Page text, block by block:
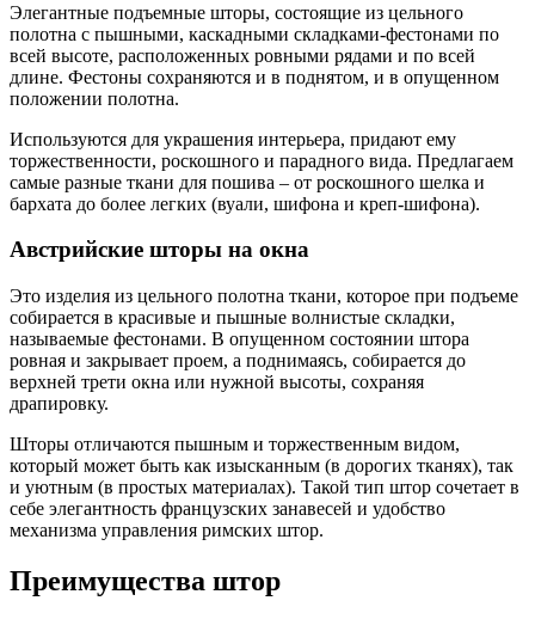
Элегантные подъемные шторы, состоящие из цельного
полотна с пышными, каскадными складками-фестонами по
всей высоте, расположенных ровными рядами и по всей
длине. Фестоны сохраняются и в поднятом, и в опущенном
положении полотна.
Используются для украшения интерьера, придают ему
торжественности, роскошного и парадного вида. Предлагаем
самые разные ткани для пошива – от роскошного шелка и
бархата до более легких (вуали, шифона и креп-шифона).
Австрийские шторы на окна
Это изделия из цельного полотна ткани, которое при подъеме
собирается в красивые и пышные волнистые складки,
называемые фестонами. В опущенном состоянии штора
ровная и закрывает проем, а поднимаясь, собирается до
верхней трети окна или нужной высоты, сохраняя
драпировку.
Шторы отличаются пышным и торжественным видом,
который может быть как изысканным (в дорогих тканях), так
и уютным (в простых материалах). Такой тип штор сочетает в
себе элегантность французских занавесей и удобство
механизма управления римских штор.
Преимущества штор